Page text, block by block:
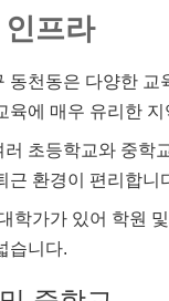
프라
동천동은 다양한 교
육에 매우 유리한 지
러 초등학교와 중학
근 환경이 편리합니
학가가 있어 학원
습니다.